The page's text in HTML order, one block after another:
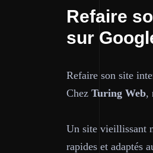
Refaire
sur
Refaire son site
Chez Turing Web,
Un site vieillissant
rapides et adaptés